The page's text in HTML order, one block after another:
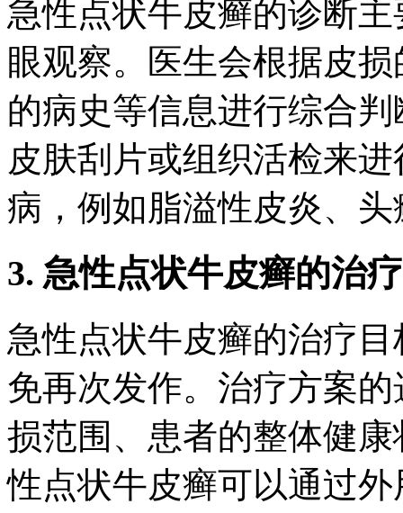
急性点状牛皮癣的诊断
眼观察。医生会根据皮
的病史等信息进行综合
皮肤刮片或组织活检来
病，例如脂溢性皮炎、头
3. 急性点状牛皮癣的治
急性点状牛皮癣的治疗
免再次发作。治疗方案
损范围、患者的整体健
性点状牛皮癣可以通过